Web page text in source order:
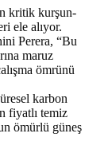
kritik kurşun-
ele alıyor.
Perera, “Bu
maruz
ömrünü
karbon
fiyatlı temiz
ömürlü güneş